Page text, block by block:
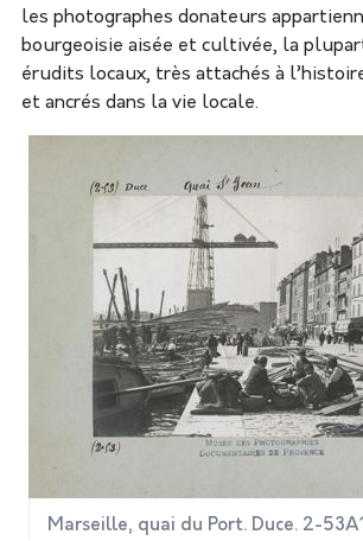
les photographes donateurs
bourgeoisie aisée et cultivée, la
érudits locaux, très attachés à
et ancrés dans la vie locale.
Marseille, quai du Port. Duce. 2-